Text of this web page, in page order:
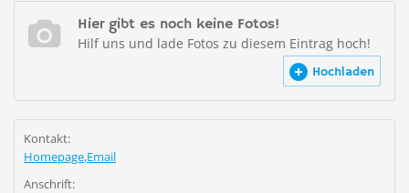
Hier gibt es noch keine Fotos!
Hilf uns und lade Fotos zu diesem Eintrag hoch!
Hochladen
Kontakt:
Homepage,Email
Anschrift: